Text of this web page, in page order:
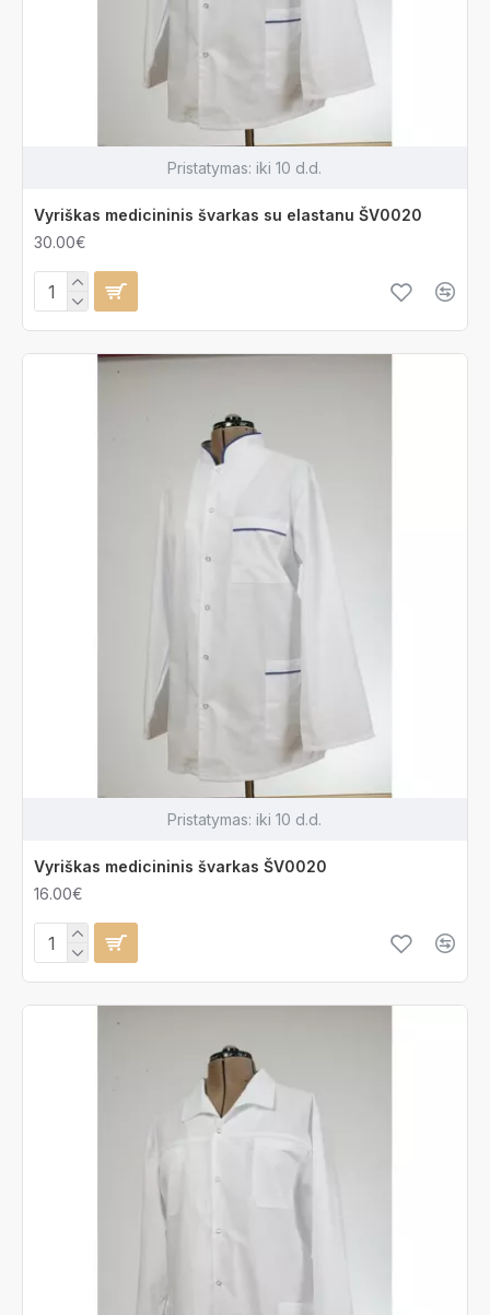
Pristatymas: iki 10 d.d.
Vyriškas medicininis švarkas su elastanu ŠV0020
30.00€
Pristatymas: iki 10 d.d.
Vyriškas medicininis švarkas ŠV0020
16.00€